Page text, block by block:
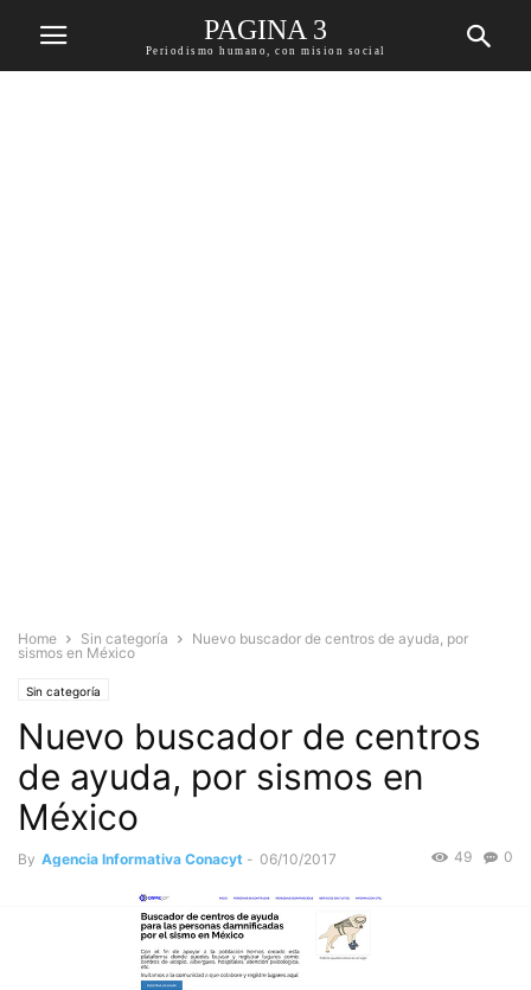
PAGINA 3
Periodismo humano, con mision social
Home Sin categoría
Nuevo buscador de centros de ayuda, por
sismos en México
Sin categoría
Nuevo buscador de centros
de ayuda, por sismos en
México
By Agencia Informativa Conacyt - 06/10/2017 0
49